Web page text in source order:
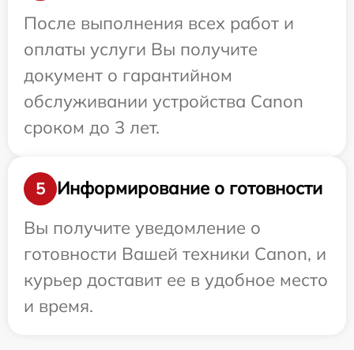
После выполнения всех работ и
оплаты услуги Вы получите
документ о гарантийном
обслуживании устройства Canon
сроком до 3 лет.
5
Информирование о готовности
Вы получите уведомление о
готовности Вашей техники Canon, и
курьер доставит ее в удобное место
и время.